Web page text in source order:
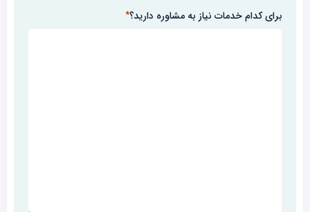
برای کدام خدمات نیاز به مشاوره دارید؟*